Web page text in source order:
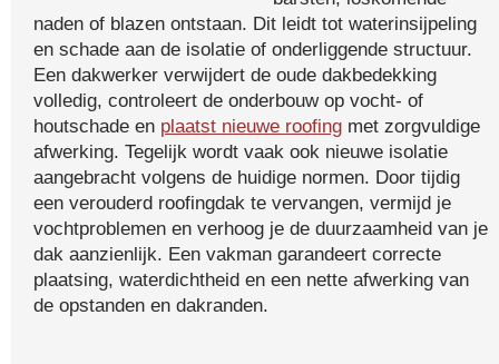
naden of blazen ontstaan. Dit leidt tot waterinsijpeling
en schade aan de isolatie of onderliggende structuur.
Een dakwerker verwijdert de oude dakbedekking
volledig, controleert de onderbouw op vocht- of
houtschade en plaatst nieuwe roofing met zorgvuldige
afwerking. Tegelijk wordt vaak ook nieuwe isolatie
aangebracht volgens de huidige normen. Door tijdig
een verouderd roofingdak te vervangen, vermijd je
vochtproblemen en verhoog je de duurzaamheid van je
dak aanzienlijk. Een vakman garandeert correcte
plaatsing, waterdichtheid en een nette afwerking van
de opstanden en dakranden.